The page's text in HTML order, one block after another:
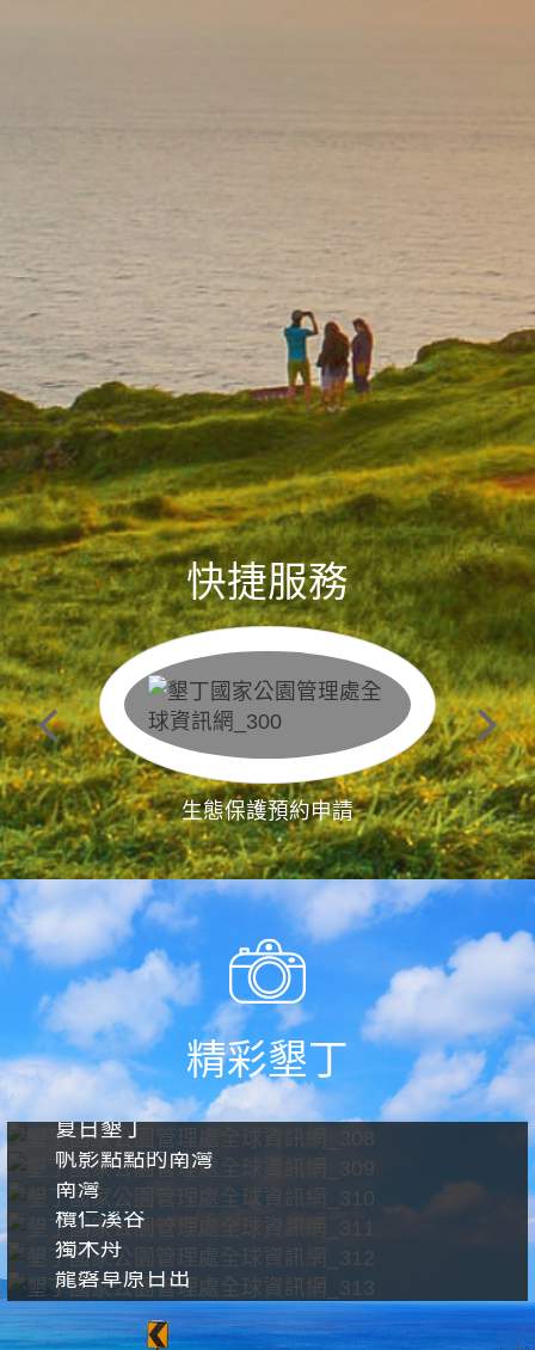
快捷服務
生態保護預約申請
精彩墾丁
夏日墾丁
帆影點點的南灣
南灣
欖仁溪谷
獨木舟
龍磐草原日出